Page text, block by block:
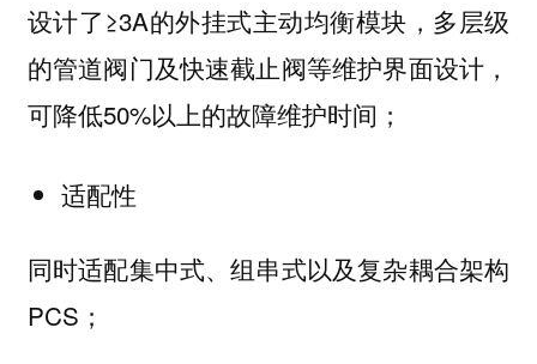
设计了≥3A的外挂式主动均衡模块，多层级
的管道阀门及快速截止阀等维护界面设计，
可降低50%以上的故障维护时间；
适配性
同时适配集中式、组串式以及复杂耦合架构
PCS；